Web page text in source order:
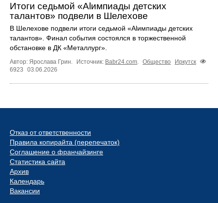
Итоги седьмой «Alимпиады детских
талантов» подвели в Шелехове
В Шелехове подвели итоги седьмой «Alимпиады детских
талантов». Финал события состоялся в торжественной
обстановке в ДК «Металлург».
Автор: Ярослава Грин. Источник: Babr24.com. Общество
Иркутск
6923
03.06.2026
Отказ от ответственности
Правила копирайта (перепечаток)
Соглашение о франчайзинге
Статистика сайта
Архив
Календарь
Вакансии